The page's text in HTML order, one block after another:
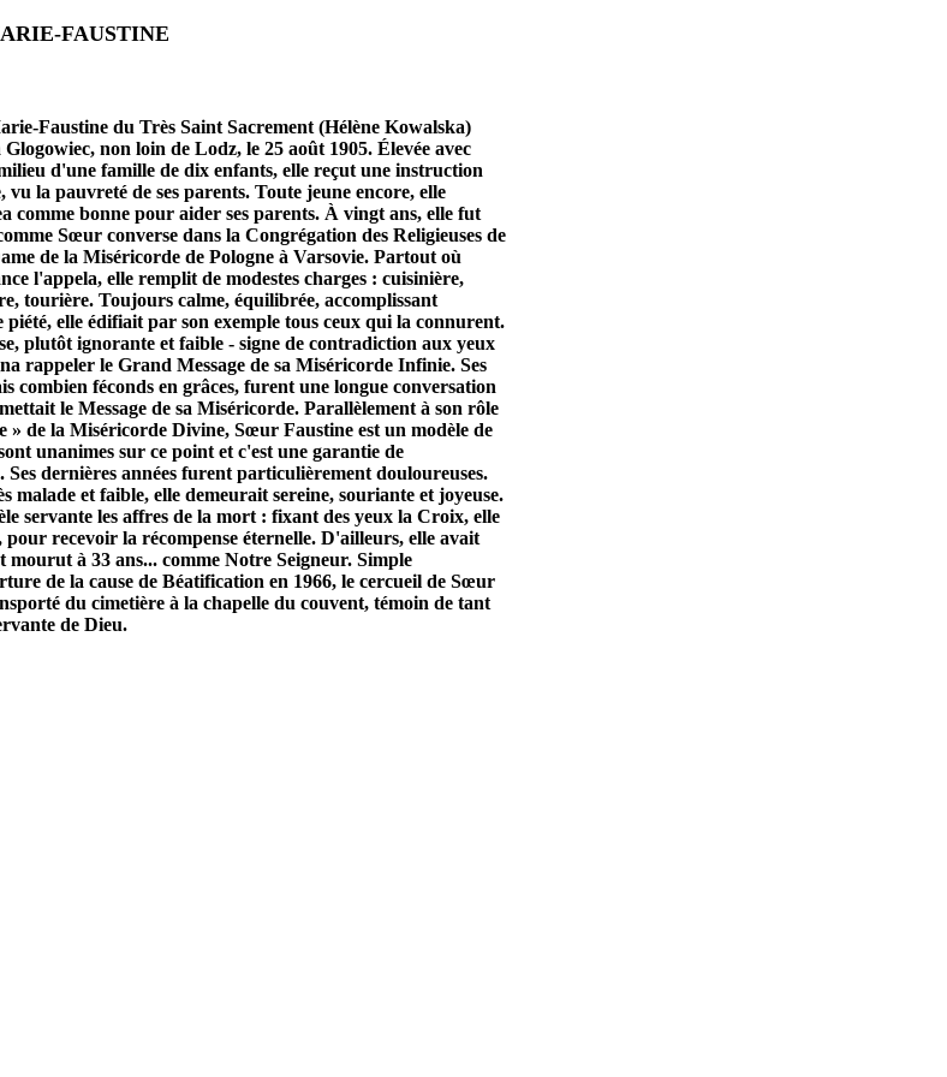
FAUSTINE
Faustine du Très Saint Sacrement (Hélène Kowalska)
non loin de Lodz, le 25 août 1905. Élevée avec
d'une famille de dix enfants, elle reçut une instruction
vu la pauvreté de ses parents. Toute jeune encore, elle
comme bonne pour aider ses parents. À vingt ans, elle fut
Sœur converse dans la Congrégation des Religieuses de
de la Miséricorde de Pologne à Varsovie. Partout où
l'appela, elle remplit de modestes charges : cuisinière,
tourière. Toujours calme, équilibrée, accomplissant
piété, elle édifiait par son exemple tous ceux qui la connurent.
plutôt ignorante et faible - signe de contradiction aux yeux
rappeler le Grand Message de sa Miséricorde Infinie. Ses
combien féconds en grâces, furent une longue conversation
le Message de sa Miséricorde. Parallèlement à son rôle
» de la Miséricorde Divine, Sœur Faustine est un modèle de
unanimes sur ce point et c'est une garantie de
Ses dernières années furent particulièrement douloureuses.
malade et faible, elle demeurait sereine, souriante et joyeuse.
servante les affres de la mort : fixant des yeux la Croix, elle
pour recevoir la récompense éternelle. D'ailleurs, elle avait
mourut à 33 ans... comme Notre Seigneur. Simple
de la cause de Béatification en 1966, le cercueil de Sœur
du cimetière à la chapelle du couvent, témoin de tant
de Dieu.